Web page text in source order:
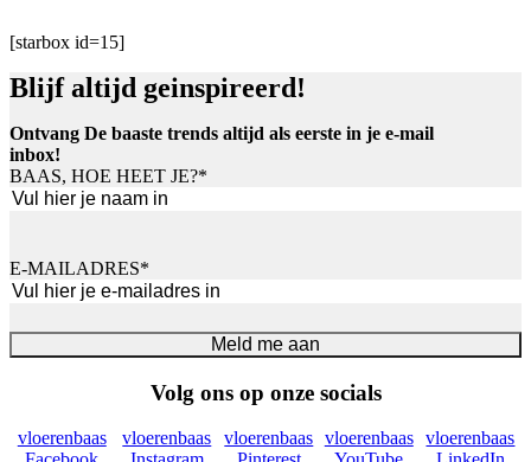
[starbox id=15]
Blijf altijd geinspireerd!
Ontvang De baaste trends altijd als eerste in je e-mail
inbox!
BAAS, HOE HEET JE?*
E-MAILADRES*
Meld me aan
Volg ons op onze socials
vloerenbaas
vloerenbaas
vloerenbaas vloerenbaas
vloerenbaas